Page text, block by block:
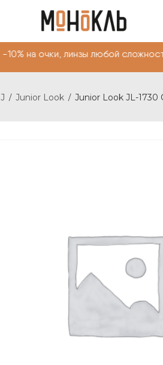
линзы любой
J / Junior Look / Junior Look JL-1730